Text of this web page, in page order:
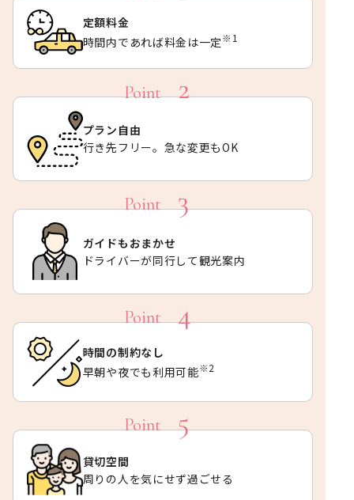
定額料金
時間内であれば料金は一定※1
プラン自由
行き先フリー。急な変更もOK
ガイドもおまかせ
ドライバーが同行して観光案内
時間の制約なし
早朝や夜でも利用可能※2
貸切空間
周りの人を気にせず過ごせる